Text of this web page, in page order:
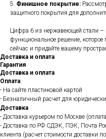
5. Финишное покрытие:
защитного покрытия для
Цифра 6 из нержавеющей стали –
функциональное решение,
сейчас и придайте вашему
Доставка и оплата
Гарантия
Доставка и оплата
Оплата
- На сайте пластиковой картой
- Безналичный расчет для
Доставка
- Доставка курьером по Москве
- Доставка по РФ СДЭК, ПЭК, Почта
клиента (расчет стоимости доставки